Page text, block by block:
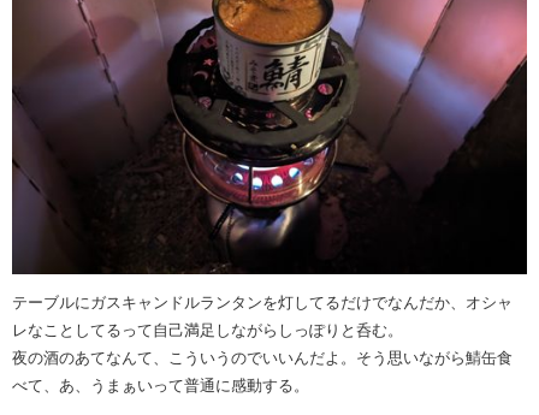
テーブルにガスキャンドルランタンを灯してるだけでなんだか、オシャ
レなことしてるって自己満足しながらしっぽりと呑む。
夜の酒のあてなんて、こういうのでいいんだよ。そう思いながら鯖缶食
べて、あ、うまぁいって普通に感動する。